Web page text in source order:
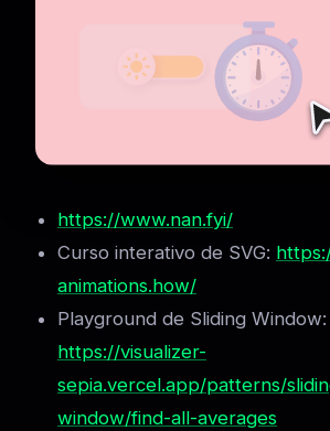
https://www.nan.fyi/
Curso interativo de SVG:
animations.how/
Playground de Sliding Window:
https://visualizer-
sepia.vercel.app/patterns/
window/find-all-averages